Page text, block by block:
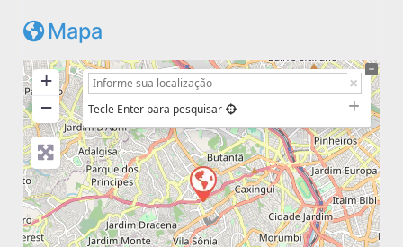
Mapa
+
−
Tecle Enter para pesquisar